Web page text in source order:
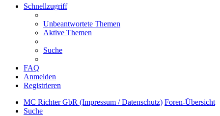
Schnellzugriff
Unbeantwortete Themen
Aktive Themen
Suche
FAQ
Anmelden
Registrieren
MC Richter GbR (Impressum / Datenschutz) Foren-Übersicht
Suche